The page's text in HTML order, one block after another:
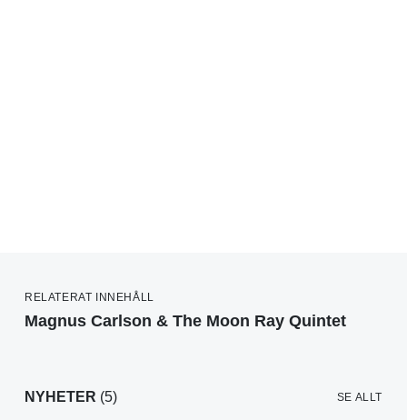
RELATERAT INNEHÅLL
Magnus Carlson & The Moon Ray Quintet
NYHETER (5) SE ALLT